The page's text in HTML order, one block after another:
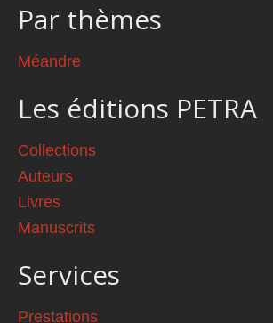
Par thèmes
Méandre
Les éditions PETRA
Collections
Auteurs
Livres
Manuscrits
Services
Prestations